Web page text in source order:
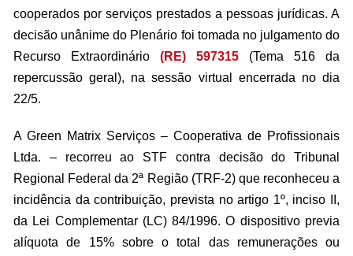
cooperados por serviços prestados a pessoas jurídicas. A
decisão unânime do Plenário foi tomada no julgamento do
Recurso Extraordinário (RE) 597315 (Tema 516 da
repercussão geral), na sessão virtual encerrada no dia
22/5.
A Green Matrix Serviços – Cooperativa de Profissionais
Ltda. – recorreu ao STF contra decisão do Tribunal
Regional Federal da 2ª Região (TRF-2) que reconheceu a
incidência da contribuição, prevista no artigo 1º, inciso II,
da Lei Complementar (LC) 84/1996. O dispositivo previa
alíquota de 15% sobre o total das remunerações ou